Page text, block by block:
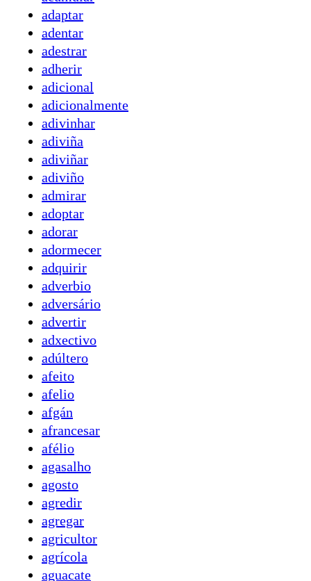
adaptar
adentar
adestrar
adherir
adicional
adicionalmente
adivinhar
adiviña
adiviñar
adiviño
admirar
adoptar
adorar
adormecer
adquirir
adverbio
adversário
advertir
adxectivo
adúltero
afeito
afelio
afgán
afrancesar
afélio
agasalho
agosto
agredir
agregar
agricultor
agrícola
aguacate